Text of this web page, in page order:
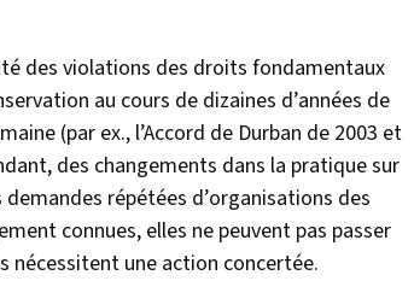
des violations des droits fondamentaux
au cours de dizaines d’années de
(par ex., l’Accord de Durban de 2003 et
des changements dans la pratique sur
répétées d’organisations des
connues, elles ne peuvent pas passer
nécessitent une action concertée.